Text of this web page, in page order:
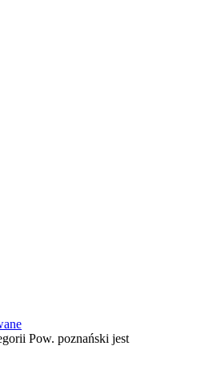
Pow. poznański jest